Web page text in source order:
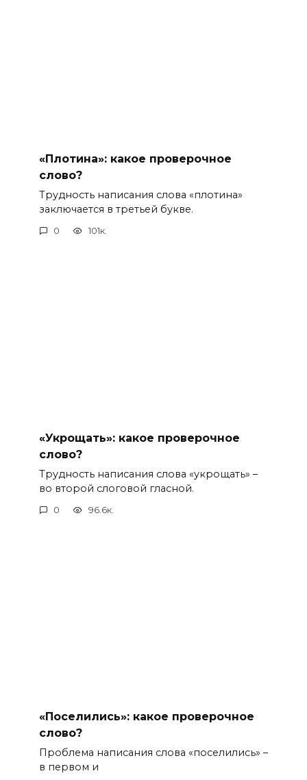
«Плотина»: какое проверочное
слово?
Трудность написания слова «плотина»
заключается в третьей букве.
0 101к.
«Укрощать»: какое проверочное
слово?
Трудность написания слова «укрощать» –
во второй слоговой гласной.
0 96.6к.
«Поселились»: какое проверочное
слово?
Проблема написания слова «поселились» –
в первом и